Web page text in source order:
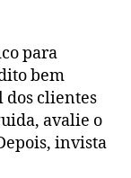
para
bem
clientes
avalie o
invista